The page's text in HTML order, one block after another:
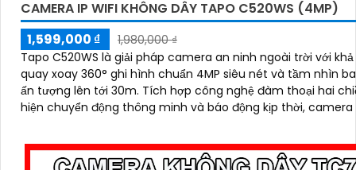
CAMERA IP WIFI KHÔNG DÂY TAPO C520WS (4MP)
1,599,000 ₫
1,980,000 ₫
Tapo C520WS là giải pháp camera an ninh ngoài trời với
quay xoay 360° ghi hình chuẩn 4MP siêu nét và tầm nhìn
ấn tượng lên tới 30m. Tích hợp công nghệ đàm thoại hai chiều, phát
hiện chuyển động thông minh và báo động kịp thời, camera